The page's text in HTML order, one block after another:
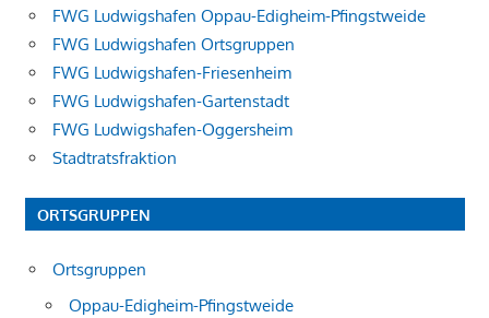
FWG Ludwigshafen Oppau-Edigheim-Pfingstweide
FWG Ludwigshafen Ortsgruppen
FWG Ludwigshafen-Friesenheim
FWG Ludwigshafen-Gartenstadt
FWG Ludwigshafen-Oggersheim
Stadtratsfraktion
ORTSGRUPPEN
Ortsgruppen
Oppau-Edigheim-Pfingstweide